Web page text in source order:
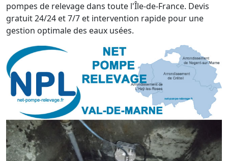
pompes de relevage dans toute l'Île-de-France. Devis
gratuit 24/24 et 7/7 et intervention rapide pour une
gestion optimale des eaux usées.